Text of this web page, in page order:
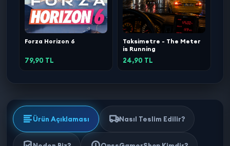
Forza Horizon 6
79,90 TL
Taksimetre - The Meter
is Running
24,90 TL
Ürün Açıklaması Nasıl Teslim Edilir?